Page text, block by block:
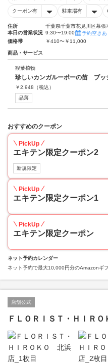
クーポン有 駐車場有
住所
千葉県千葉市花見川区幕
本日の営業状況 9:30〜19:00
予約空きあ
価格帯
￥410〜￥11,000
商品・サービス
観葉植物
珍しいカンガルーポーの苗 ブッ
￥2,948 （税込）
品薄
おすすめのクーポン
PickUp
エキテン限定クーポン2
新規限定
PickUp
エキテン限定クーポン1
PickUp
エキテン限定クーポン
ネット予約カレンダー
ネット予約で最大10,000円分のAmazonギ
店舗公式
ＦＬＯＲＩＳＴ・ＨＩＲ